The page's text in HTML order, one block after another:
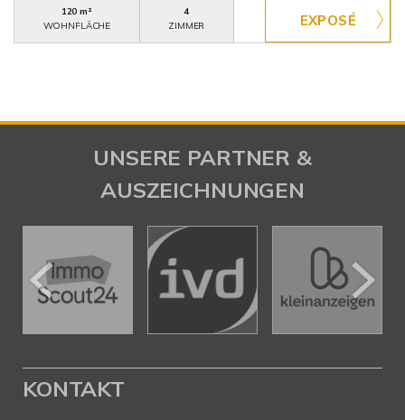
120 m²
WOHNFLÄCHE
4
ZIMMER
UNSERE PARTNER &
AUSZEICHNUNGEN
KONTAKT